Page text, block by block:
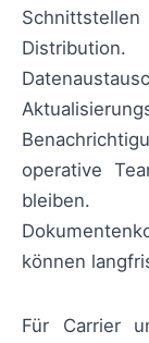
operative
bleiben.
können
Für Carrier